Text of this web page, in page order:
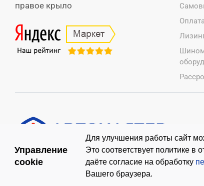
Управление
cookie
Для улучшения работы сайт
Это соответствует политике в
даёте согласие на обработку
Вашего браузера.
правое крыло
Оплата